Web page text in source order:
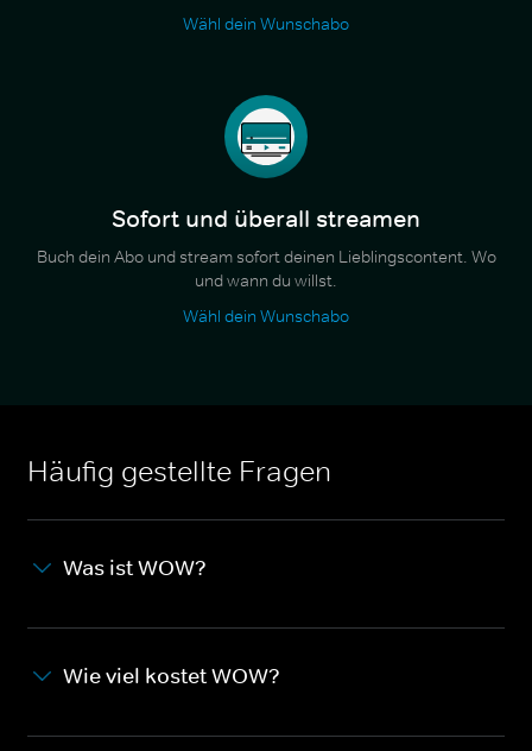
Wähl dein Wunschabo
Sofort und überall streamen
Buch dein Abo und stream sofort deinen Lieblingscontent. Wo
und wann du willst.
Wähl dein Wunschabo
Häufig gestellte Fragen
Was ist WOW?
Wie viel kostet WOW?